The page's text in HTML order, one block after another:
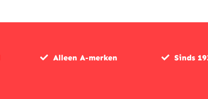
Alleen A-merken Sinds